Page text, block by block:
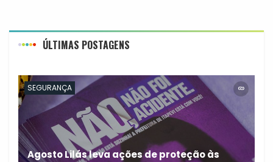
ÚLTIMAS POSTAGENS
SEGURANÇA
Agosto Lilás leva ações de proteção às